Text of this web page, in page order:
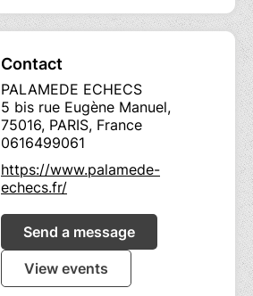
Contact
PALAMEDE ECHECS
5 bis rue Eugène Manuel,
75016, PARIS, France
0616499061
https://www.palamede-
echecs.fr/
Send a message
View events